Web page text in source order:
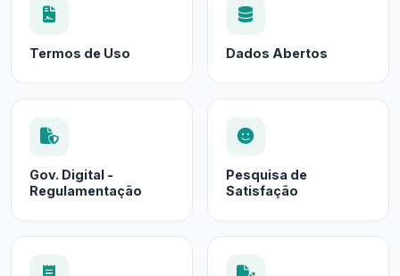
Termos de Uso Dados Abertos
Gov. Digital -
Regulamentação
Pesquisa de
Satisfação